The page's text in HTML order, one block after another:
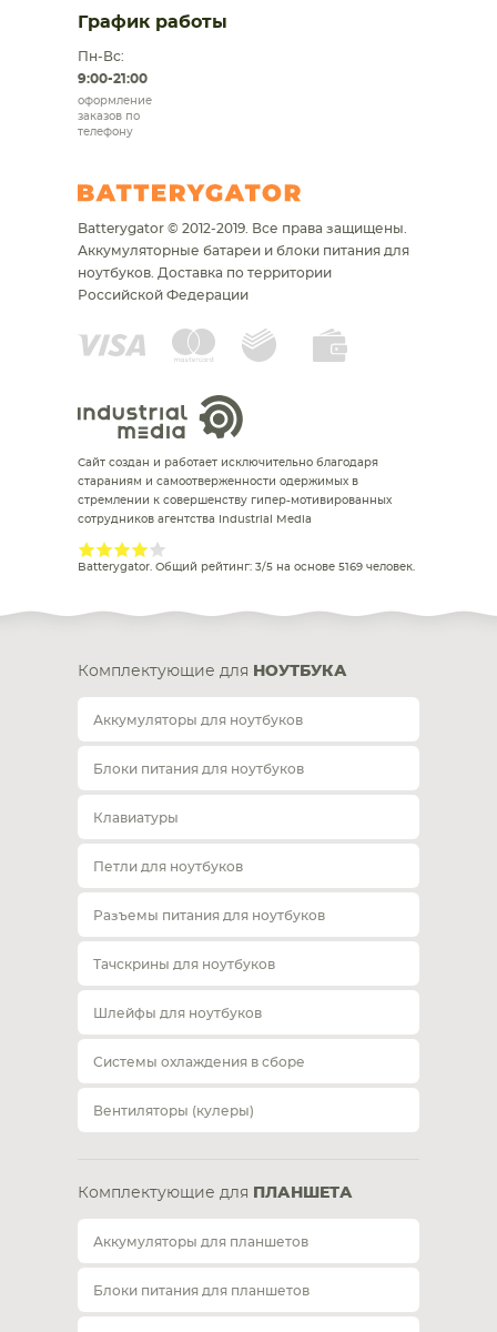
График работы
Пн-Вс:
9:00-21:00
оформление
заказов по
телефону
Batterygator © 2012-2019. Все права защищены.
Аккумуляторные батареи и блоки питания для
ноутбуков. Доставка по территории
Российской Федерации
Сайт создан и работает исключительно благодаря
стараниям и самоотверженности одержимых в
стремлении к совершенству гипер-мотивированных
сотрудников агентства Industrial Media
Batterygator. Общий рейтинг: 3/5 на основе 5169 человек.
Комплектующие для НОУТБУКА
Аккумуляторы для ноутбуков
Блоки питания для ноутбуков
Клавиатуры
Петли для ноутбуков
Разъемы питания для ноутбуков
Тачскрины для ноутбуков
Шлейфы для ноутбуков
Системы охлаждения в сборе
Вентиляторы (кулеры)
Комплектующие для ПЛАНШЕТА
Аккумуляторы для планшетов
Блоки питания для планшетов